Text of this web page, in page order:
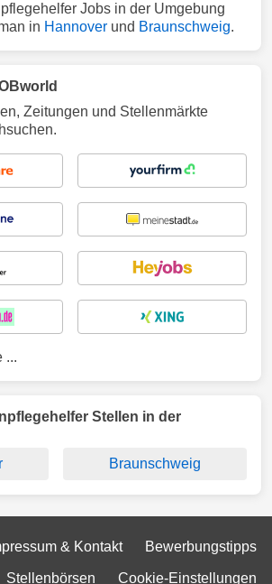
Jobs in der Umgebung
in Hannover und Braunschweig.
Zeitungen und Stellenmärkte
...
Stellen in der
Braunschweig
& Kontakt Bewerbungstipps
Stellenbörsen Cookie-Einstellungen